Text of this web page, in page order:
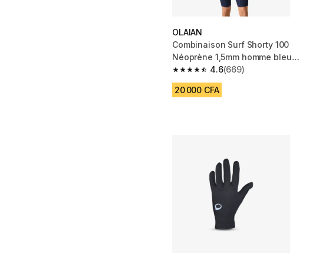
OLAIAN
Combinaison Surf Shorty 100
Néoprène 1,5mm homme bleu
marine
4.6
4.6 out of 5 stars from 669 reviews
(669)
20 000 CFA